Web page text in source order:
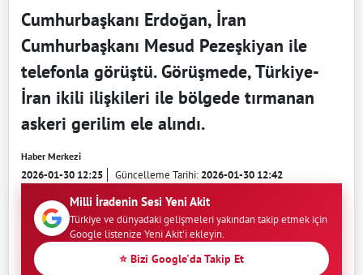
Cumhurbaşkanı Erdoğan, İran
Cumhurbaşkanı Mesud Pezeşkiyan ile
telefonla görüştü. Görüşmede, Türkiye-
İran ikili ilişkileri ile bölgede tırmanan
askeri gerilim ele alındı.
Haber Merkezi
2026-01-30 12:25 Güncelleme Tarihi:2026-01-30 12:42
Milli İradenin Sesi Yeni Akit
Türkiye ve dünyadaki gelişmeleri yakından takip etmek için
Google listenize Yeni Akit'i ekleyin.
⭐ Bizi Google'da Takip Et